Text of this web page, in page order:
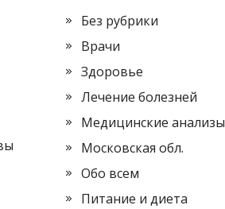
Без рубрики
Врачи
Здоровье
Лечение болезней
Медицинские анализы
Московская обл.
Обо всем
Питание и диета